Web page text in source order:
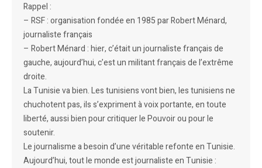
Rappel :
– RSF : organisation fondée en 1985 par Robert Ménard,
journaliste français
– Robert Ménard : hier, c’était un journaliste français de
gauche, aujourd’hui, c’est un militant français de l’extrême
droite.
La Tunisie va bien. Les tunisiens vont bien, les tunisiens ne
chuchotent pas, ils s’expriment à voix portante, en toute
liberté, aussi bien pour critiquer le Pouvoir ou pour le
soutenir.
Le journalisme a besoin d’une véritable refonte en Tunisie.
Aujourd’hui, tout le monde est journaliste en Tunisie :